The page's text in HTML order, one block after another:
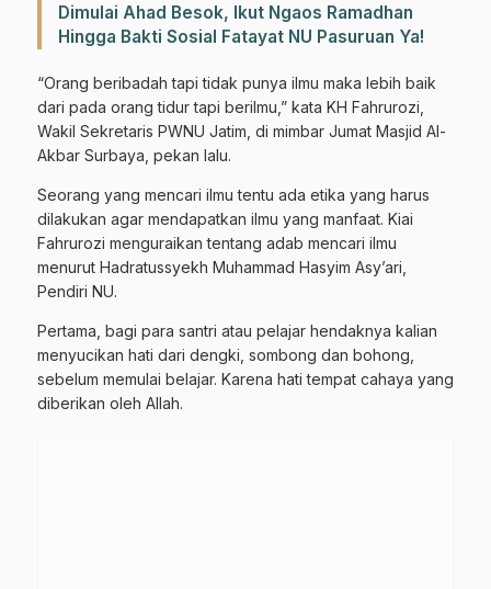
Dimulai Ahad Besok, Ikut Ngaos Ramadhan
Hingga Bakti Sosial Fatayat NU Pasuruan Ya!
“Orang beribadah tapi tidak punya ilmu maka lebih baik
dari pada orang tidur tapi berilmu,” kata KH Fahrurozi,
Wakil Sekretaris PWNU Jatim, di mimbar Jumat Masjid Al-
Akbar Surbaya, pekan lalu.
Seorang yang mencari ilmu tentu ada etika yang harus
dilakukan agar mendapatkan ilmu yang manfaat. Kiai
Fahrurozi menguraikan tentang adab mencari ilmu
menurut Hadratussyekh Muhammad Hasyim Asy’ari,
Pendiri NU.
Pertama, bagi para santri atau pelajar hendaknya kalian
menyucikan hati dari dengki, sombong dan bohong,
sebelum memulai belajar. Karena hati tempat cahaya yang
diberikan oleh Allah.